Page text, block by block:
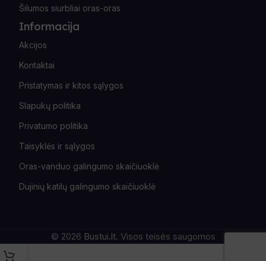
Šilumos siurbliai oras-oras
Informacija
Akcijos
Kontaktai
Pristatymas ir kitos sąlygos
Slapukų politika
Privatumo politika
Taisyklės ir sąlygos
Oras-vanduo galingumo skaičiuoklė
Dujinių katilų galingumo skaičiuoklė
© 2026 Bustui.lt. Visos teisės saugomos